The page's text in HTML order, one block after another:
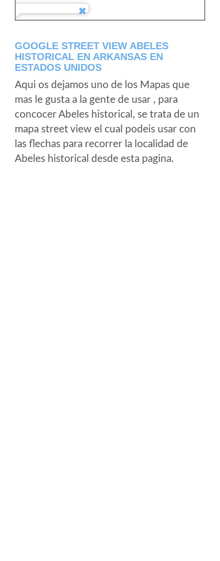
GOOGLE STREET VIEW ABELES
HISTORICAL EN ARKANSAS EN
ESTADOS UNIDOS
Aqui os dejamos uno de los Mapas que
mas le gusta a la gente de usar , para
concocer Abeles historical, se trata de un
mapa street view el cual podeis usar con
las flechas para recorrer la localidad de
Abeles historical desde esta pagina.